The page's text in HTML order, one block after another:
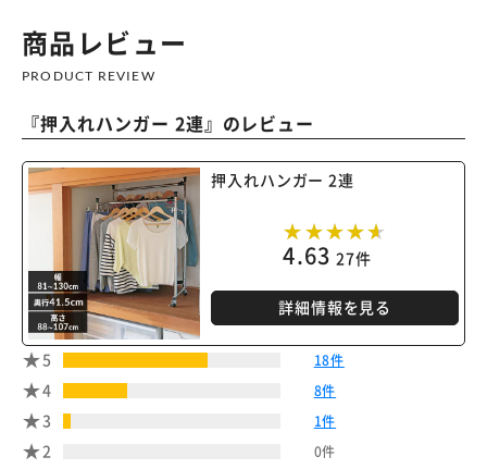
商品レビュー
PRODUCT REVIEW
『押入れハンガー 2連』のレビュー
押入れハンガー 2連
4.63 27件
詳細情報を見る
5 18件
4 8件
3 1件
2 0件
カートに入れる